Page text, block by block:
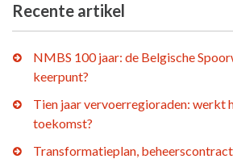
Recente artikel
NMBS 100 jaar: de Belgische
keerpunt?
Tien jaar vervoerregioraden: werkt
toekomst?
Transformatieplan,